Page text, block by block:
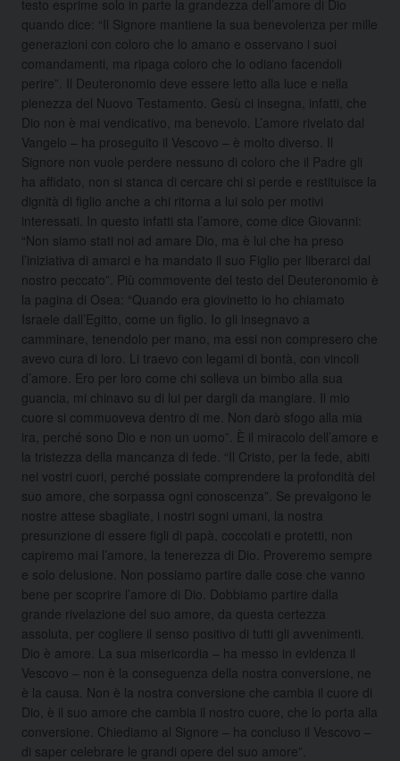
testo esprime solo in parte la grandezza dell’amore di Dio
quando dice: “Il Signore mantiene la sua benevolenza per mille
generazioni con coloro che lo amano e osservano i suoi
comandamenti, ma ripaga coloro che lo odiano facendoli
perire”. Il Deuteronomio deve essere letto alla luce e nella
pienezza del Nuovo Testamento. Gesù ci insegna, infatti, che
Dio non è mai vendicativo, ma benevolo. L’amore rivelato dal
Vangelo – ha proseguito il Vescovo – è molto diverso. Il
Signore non vuole perdere nessuno di coloro che il Padre gli
ha affidato, non si stanca di cercare chi si perde e restituisce la
dignità di figlio anche a chi ritorna a lui solo per motivi
interessati. In questo infatti sta l’amore, come dice Giovanni:
“Non siamo stati noi ad amare Dio, ma è lui che ha preso
l’iniziativa di amarci e ha mandato il suo Figlio per liberarci dal
nostro peccato”. Più commovente del testo del Deuteronomio è
la pagina di Osea: “Quando era giovinetto io ho chiamato
Israele dall’Egitto, come un figlio. Io gli insegnavo a
camminare, tenendolo per mano, ma essi non compresero che
avevo cura di loro. Li traevo con legami di bontà, con vincoli
d’amore. Ero per loro come chi solleva un bimbo alla sua
guancia, mi chinavo su di lui per dargli da mangiare. Il mio
cuore si commuoveva dentro di me. Non darò sfogo alla mia
ira, perché sono Dio e non un uomo”. È il miracolo dell’amore e
la tristezza della mancanza di fede. “Il Cristo, per la fede, abiti
nei vostri cuori, perché possiate comprendere la profondità del
suo amore, che sorpassa ogni conoscenza”. Se prevalgono le
nostre attese sbagliate, i nostri sogni umani, la nostra
presunzione di essere figli di papà, coccolati e protetti, non
capiremo mai l’amore, la tenerezza di Dio. Proveremo sempre
e solo delusione. Non possiamo partire dalle cose che vanno
bene per scoprire l’amore di Dio. Dobbiamo partire dalla
grande rivelazione del suo amore, da questa certezza
assoluta, per cogliere il senso positivo di tutti gli avvenimenti.
Dio è amore. La sua misericordia – ha messo in evidenza il
Vescovo – non è la conseguenza della nostra conversione, ne
è la causa. Non è la nostra conversione che cambia il cuore di
Dio, è il suo amore che cambia il nostro cuore, che lo porta alla
conversione. Chiediamo al Signore – ha concluso il Vescovo –
di saper celebrare le grandi opere del suo amore”.